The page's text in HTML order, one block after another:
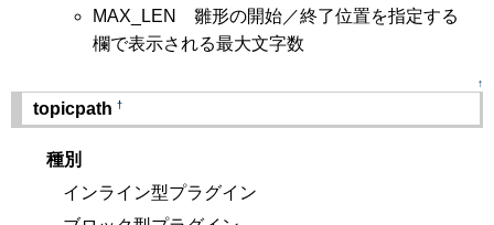
MAX_LEN 雛形の開始／終了位置を指定する
欄で表示される最大文字数
↑
topicpath †
種別
インライン型プラグイン